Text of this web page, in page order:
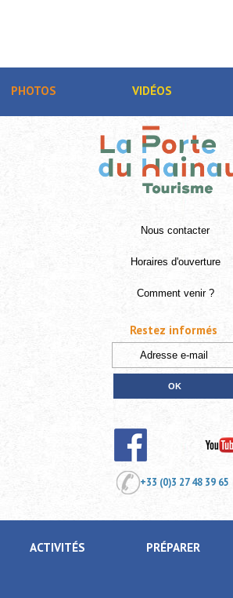
PHOTOS VIDÉOS
Nous contacter
Horaires d'ouverture
Comment venir ?
+33 (0)3 27 48 39 65
ACTIVITÉS PRÉPARER
Restez informés